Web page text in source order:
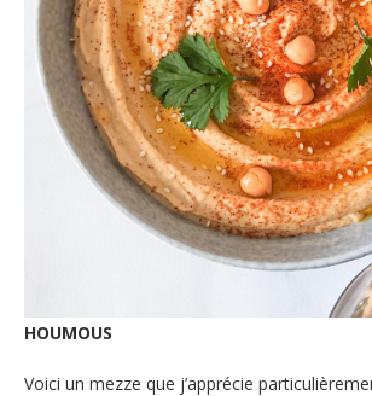
HOUMOUS
Voici un mezze que j’apprécie